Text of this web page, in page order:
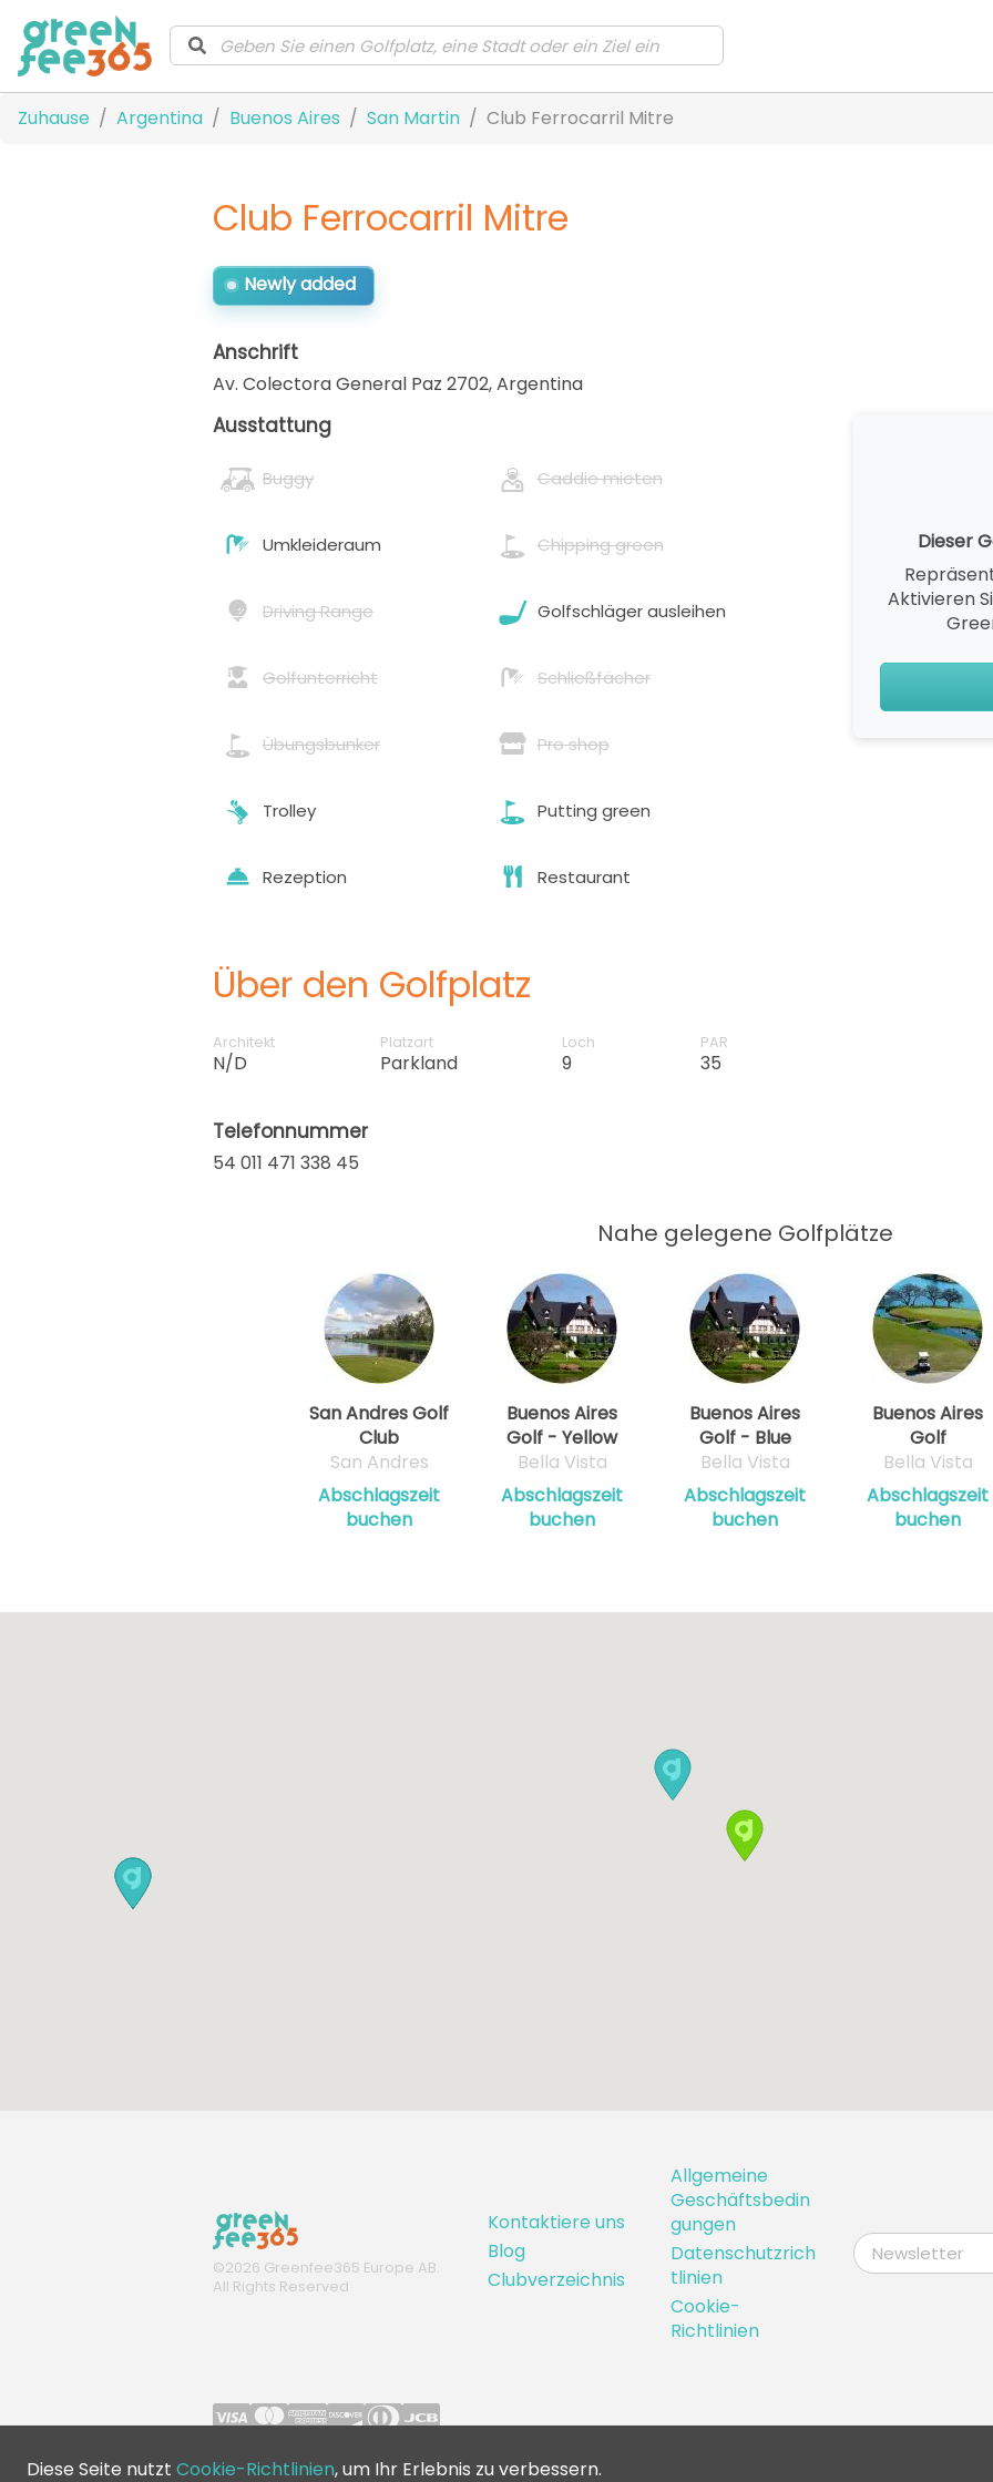
Zuhause Argentina Buenos Aires San Martin Club Ferrocarril Mitre
Club Ferrocarril Mitre
Newly added
Anschrift
Av. Colectora General Paz 2702,Argentina
Dieser
Aktivieren
Ausstattung
Buggy Caddie mieten
Umkleideraum Chipping green
Driving Range Golfschläger ausleihen
Golfunterricht Schließfächer
Übungsbunker Pro shop
Trolley Putting green
Rezeption Restaurant
Über den Golfplatz
Architekt
N/D
Platzart
Parkland
Loch
9
PAR
35
Telefonnummer
54 011 471 338 45
Nahe gelegene Golfplätze
San Andres Golf
Club
San Andres
Abschlagszeit
buchen
Buenos Aires
Golf - Yellow
Bella Vista
Abschlagszeit
buchen
Buenos Aires
Golf - Blue
Bella Vista
Abschlagszeit
buchen
Buenos Aires
Golf
Bella Vista
Abschlagszeit
buchen
©2026 Greenfee365 Europe AB.
All Rights Reserved
Kontaktiere uns
Blog
Clubverzeichnis
Allgemeine
Geschäftsbedin
gungen
Datenschutzrich
tlinien
Cookie-
Richtlinien
Diese Seite nutzt Cookie-Richtlinien, um Ihr Erlebnis zu verbessern.